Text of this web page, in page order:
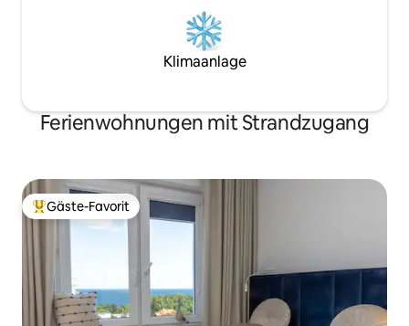
Klimaanlage
Ferienwohnungen mit Strandzugang
Beliebter Gäste-Favorit.
Gäste-Favorit